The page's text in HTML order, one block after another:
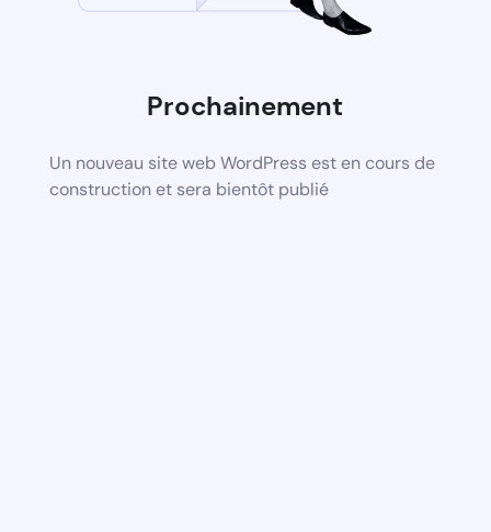
Prochainement
Un nouveau site web WordPress est en cours de
construction et sera bientôt publié